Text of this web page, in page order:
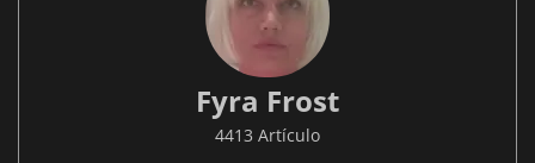
Fyra Frost
4413 Artículo